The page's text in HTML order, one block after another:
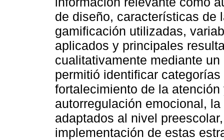
de diseño, características de
gamificación utilizadas,
aplicados y principales
cualitativamente mediante
permitió identificar
fortalecimiento de la
autorregulación emocional,
adaptados al nivel
implementación de estas